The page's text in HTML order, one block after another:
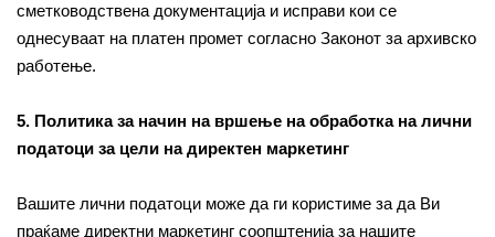
сметководствена документација и исправи кои се
однесуваат на платен промет согласно Законот за архивско
работење.
5. Политика за начин на вршење на обработка на лични
податоци за цели на директен маркетинг
Вашите лични податоци може да ги користиме за да Ви
праќаме директни маркетинг соопштенија за нашите